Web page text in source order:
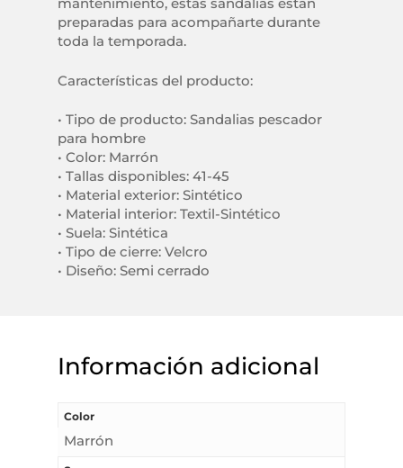
preparadas para acompañarte durante
toda la temporada.
Características del producto:
• Tipo de producto: Sandalias pescador
para hombre
• Color: Marrón
• Tallas disponibles: 41-45
• Material exterior: Sintético
• Material interior: Textil-Sintético
• Suela: Sintética
• Tipo de cierre: Velcro
• Diseño: Semi cerrado
Información adicional
Color
Marrón